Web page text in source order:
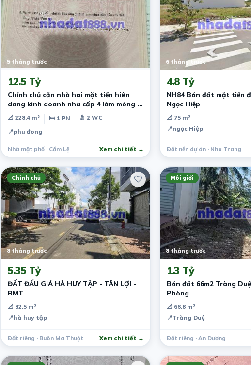
5 tháng trước
12.5 Tỷ
Chính chủ cần nhà hai mặt tiền hiên
dang kinh doanh nhà cấp 4 làm móng 3
tầng ki
📐 228.4 m² 🛏 1 PN
🚿 2 WC
📍phu đong
Nhà mặt phố · Cẩm Lệ Xem chi tiết →
6 tháng trước
4.8 Tỷ
NH84 Bán đất mặt tiền
Ngọc Hiệp
📐 75 m²
📍ngọc Hiệp
Đất nền dự án · Nha Trang
Chính chủ
8 tháng trước
5.35 Tỷ
ĐẤT ĐẤU GIÁ HÀ HUY TẬP - TÂN LỢI -
BMT
📐 82.5 m²
📍hà huy tập
Đất riêng · Buôn Ma Thuột Xem chi tiết →
Môi giới
8 tháng trước
1.3 Tỷ
Bán đất 66m2 Tràng
Phòng
📐 66.8 m²
📍Tràng Duệ
Đất riêng · An Dương